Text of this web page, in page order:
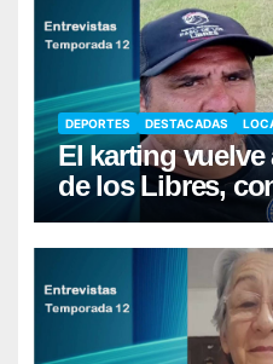
DEPORTES DESTACADAS
El karting vuelve
de los Libres,
récord de pilotos